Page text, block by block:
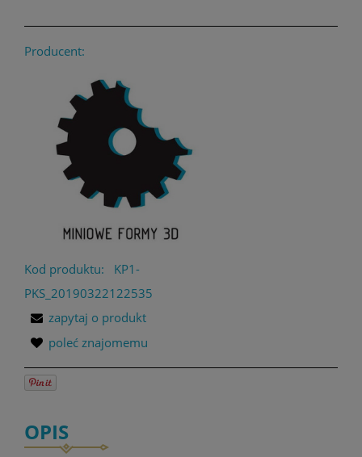
Producent:
Kod produktu:
KP1-
PKS_20190322122535
zapytaj o produkt
poleć znajomemu
OPIS